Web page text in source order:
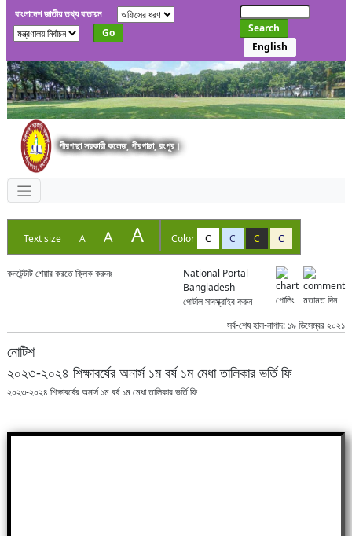
বাংলাদেশ জাতীয় তথ্য বাতায়ন
Go
Search
English
পীরগাছা সরকারী কলেজ, পীরগাছা, রংপুর।
Text size A A A Color C C C C
কনটেন্টটি শেয়ার করতে ক্লিক করুনঃ
National Portal
Bangladesh
পোর্টাল সাবস্ক্রাইব করুন
পোলিং
মতামত দিন
সর্ব-শেষ হাল-নাগাদ: ১৯ ডিসেম্বর ২০২১
নোটিশ
২০২৩-২০২৪ শিক্ষাবর্ষের অনার্স ১ম বর্ষ ১ম মেধা তালিকার ভর্তি ফি
২০২৩-২০২৪ শিক্ষাবর্ষের অনার্স ১ম বর্ষ ১ম মেধা তালিকার ভর্তি ফি